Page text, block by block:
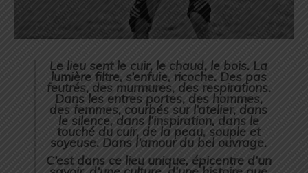
Le lieu sent le cuir, le chaud, le bois. La
lumière filtre, s’enfuie, ricoche. Des pas
feutrés, des murmures, des respirations.
Dans les entres portes, des hommes,
des femmes, courbés sur l’atelier, dans
le silence, dans l’inspiration, dans le
touché du cuir, de la peau, souple et
soyeuse. Dans l’amour du bel ouvrage.
C’est dans ce lieu unique, épicentre d’un